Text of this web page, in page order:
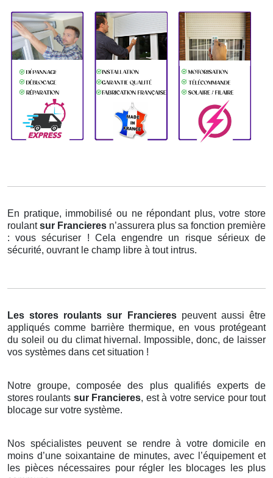
En pratique, immobilisé ou ne répondant plus, votre store
roulantsur Francieres n’assurera plus sa fonction première
: vous sécuriser ! Cela engendre un risque sérieux de
sécurité, ouvrant le champ libre à tout intrus.
Les stores roulants sur Francieres peuvent aussi être
appliqués comme barrière thermique, en vous protégeant
du soleil ou du climat hivernal. Impossible, donc, de laisser
vos systèmes dans cet situation !
Notre groupe, composée des plus qualifiés experts de
stores roulants sur Francieres, est à votre service pour tout
blocage sur votre système.
Nos spécialistes peuvent se rendre à votre domicile en
moins d’une soixantaine de minutes, avec l’équipement et
les pièces nécessaires pour régler les blocages les plus